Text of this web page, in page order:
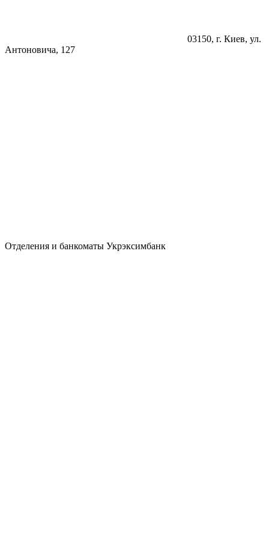
03150, г. Киев, ул.
Антоновича, 127
Отделения и банкоматы Укрэксимбанк